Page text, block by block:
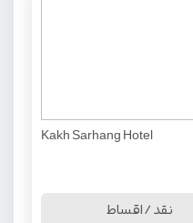
Kakh Sarhang Hotel
نقد / اقساط